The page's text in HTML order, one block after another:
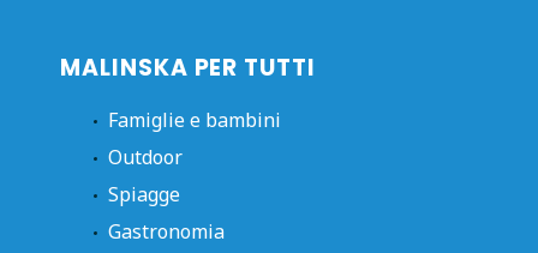
MALINSKA PER TUTTI
Famiglie e bambini
Outdoor
Spiagge
Gastronomia